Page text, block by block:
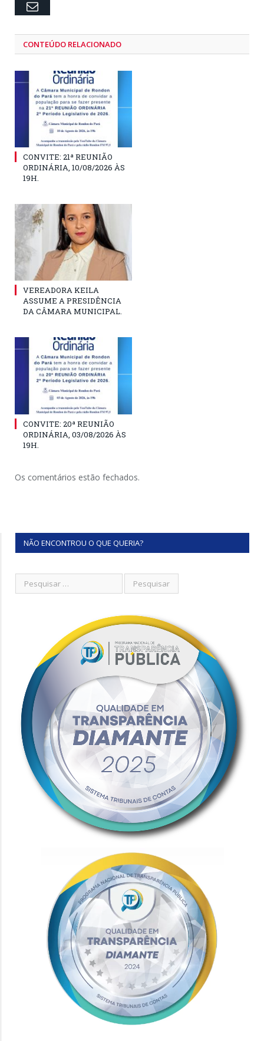
Email
CONTEÚDO RELACIONADO
CONVITE: 21ª REUNIÃO
ORDINÁRIA, 10/08/2026 ÀS
19H.
VEREADORA KEILA
ASSUME A PRESIDÊNCIA
DA CÂMARA MUNICIPAL.
CONVITE: 20ª REUNIÃO
ORDINÁRIA, 03/08/2026 ÀS
19H.
Os comentários estão fechados.
NÃO ENCONTROU O QUE QUERIA?